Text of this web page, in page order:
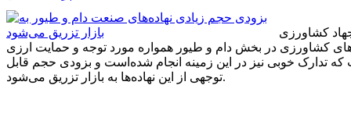
کشاورزی
کشاورزی در بخش دام و طیور همواره مورد توجه و حمایت ارزی
تدارک خوبی نیز در این زمینه انجام شده‌است و بزودی حجم قابل
توجهی از این نهاده‌ها به بازار تزریق می‌شود.